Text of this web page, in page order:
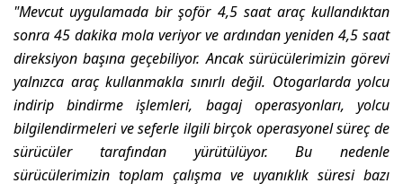
"Mevcut uygulamada bir şoför 4,5 saat araç kullandıktan
sonra 45 dakika mola veriyor ve ardından yeniden 4,5 saat
direksiyon başına geçebiliyor. Ancak sürücülerimizin görevi
yalnızca araç kullanmakla sınırlı değil. Otogarlarda yolcu
indirip bindirme işlemleri, bagaj operasyonları, yolcu
bilgilendirmeleri ve seferle ilgili birçok operasyonel süreç de
sürücüler tarafından yürütülüyor. Bu nedenle
sürücülerimizin toplam çalışma ve uyanıklık süresi bazı